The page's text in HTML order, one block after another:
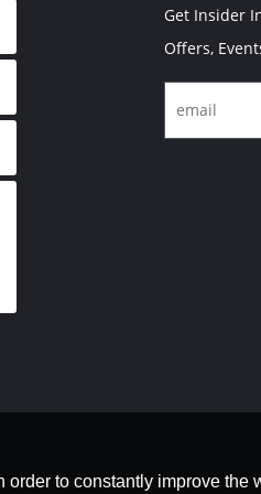
Get Insider
Offers,
to constantly improve the